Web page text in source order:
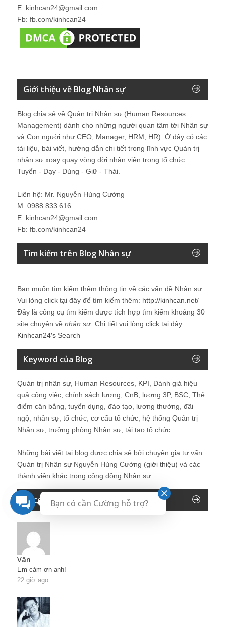
E: kinhcan24@gmail.com
Fb: fb.com/kinhcan24
Giới thiệu về Blog Nhân sự
Blog chia sẻ về Quản trị Nhân sự (Human Resources
Management) dành cho những người quan tâm tới Nhân sự
và Con người như CEO, Manager, HRM, HR). Ở đây có các
tài liệu, bài viết, hướng dẫn chi tiết trong lĩnh vực Quản trị
nhân sự xoay quay vòng đời nhân viên trong tổ chức:
Tuyển - Dạy - Dùng - Giữ - Thải.
Liên hệ: Mr. Nguyễn Hùng Cường
M: 0988 833 616
E: kinhcan24@gmail.com
Fb: fb.com/kinhcan24
Tìm kiếm trên Blog Nhân sự
Bạn muốn tìm kiếm thêm thông tin về các vấn đề Nhân sự
Vui lòng click tại đây để tìm kiếm thêm: http://kinhcan.net/
Đây là công cụ tìm kiếm được tích hợp tìm kiếm khoảng 30
site chuyên về nhân sự. Chi tiết vui lòng click tại đây:
Kinhcan24′s Search
Keyword của Blog
Quản trị nhân sự, Human Resources, KPI, Đánh giá hiệu
quả công việc, chính sách lương, CnB, lương 3P, BSC, Thẻ
điểm cân bằng, tuyển dụng, đào tạo, lương thưởng, đãi
ngộ, nhân sự, tổ chức, cơ cấu tổ chức, hệ thống Quản trị
Nhân sự, trưởng phòng Nhân sự, tái tạo tổ chức
Những bài viết tại blog được chia sẻ bởi chuyên gia tư vấn
Quản trị Nhân sự Nguyễn Hùng Cường (giới thiệu) và các
thành viên khác trong cộng đồng Nhân sự.
Recent Comments
Vân
Em cảm ơn anh!
22 giờ ago
Bạn có cần Cường hỗ trợ?